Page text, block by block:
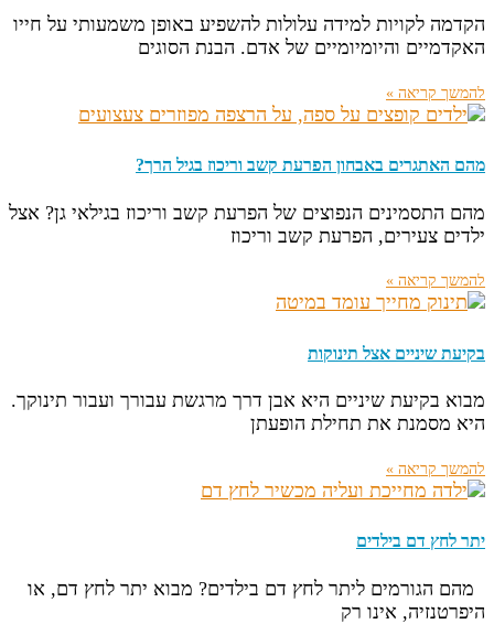
הקדמה לקויות למידה עלולות להשפיע באופן משמעותי על חייו
האקדמיים והיומיומיים של אדם. הבנת הסוגים
להמשך קריאה »
מהם האתגרים באבחון הפרעת קשב וריכוז בגיל הרך?
מהם התסמינים הנפוצים של הפרעת קשב וריכוז בגילאי גן? אצל
ילדים צעירים, הפרעת קשב וריכוז
להמשך קריאה »
בקיעת שיניים אצל תינוקות
מבוא בקיעת שיניים היא אבן דרך מרגשת עבורך ועבור תינוקך.
היא מסמנת את תחילת הופעתן
להמשך קריאה »
יתר לחץ דם בילדים
מהם הגורמים ליתר לחץ דם בילדים? מבוא יתר לחץ דם, או
היפרטנזיה, אינו רק